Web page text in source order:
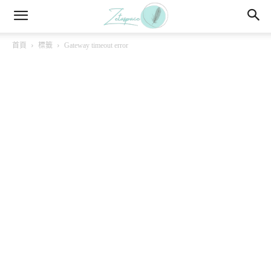
首頁 標籤 Gateway timeout error